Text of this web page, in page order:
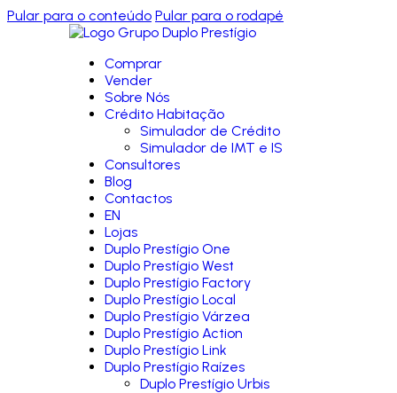
Pular para o conteúdo Pular para o rodapé
Comprar
Vender
Sobre Nós
Crédito Habitação
Simulador de Crédito
Simulador de IMT e IS
Consultores
Blog
Contactos
EN
Lojas
Duplo Prestígio One
Duplo Prestígio West
Duplo Prestígio Factory
Duplo Prestígio Local
Duplo Prestígio Várzea
Duplo Prestígio Action
Duplo Prestígio Link
Duplo Prestígio Raízes
Duplo Prestígio Urbis